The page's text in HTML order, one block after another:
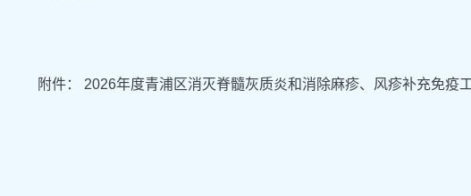
附件： 2026年度青浦区消灭脊髓灰质炎和消除麻疹、风疹补充免疫